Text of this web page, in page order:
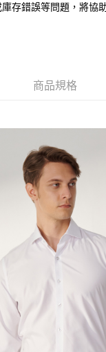
」】
收到商品之後才付款」的支
結帳流程】
將收到繳費通知簡訊。
14天內，點擊此簡訊中的
方式進行付款，方視為交易
當下不需立刻繳費，但若
家同意取消之訂單仍視為
先享後付 」之結帳頁
取消欲退款等相關疑問，
有限公司提供之「AFTEE
圍內提供個人資料，並將
限公司。
宜，請瀏覽以下網址：
先徵得法定代理人或監護
若未經同意申辦者引起之損
含以上)免運費
存錯誤等問題，將協
商品規格